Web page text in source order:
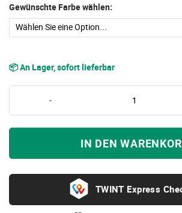
springen
Gewünschte Farbe wählen:
📦 An Lager, sofort lieferbar
-
IN DEN
Express